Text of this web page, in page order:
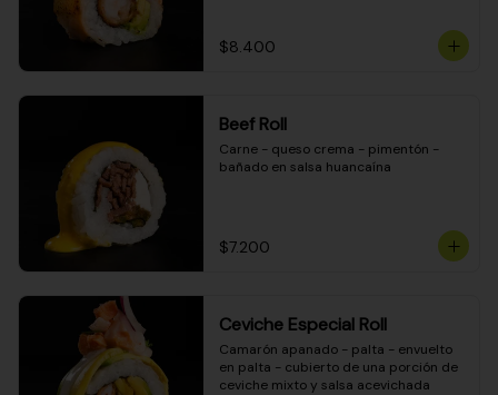
$8.400
Beef Roll
Carne - queso crema - pimentón -
bañado en salsa huancaína
$7.200
Ceviche Especial Roll
Camarón apanado - palta - envuelto
en palta - cubierto de una porción de
ceviche mixto y salsa acevichada